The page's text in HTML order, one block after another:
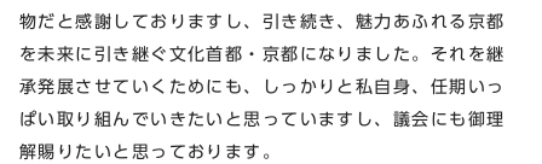
物だと感謝しておりますし、引き続き、魅力あふれる京都
を未来に引き継ぐ文化首都・京都になりました。それを継
承発展させていくためにも、しっかりと私自身、任期いっ
ぱい取り組んでいきたいと思っていますし、議会にも御理
解賜りたいと思っております。